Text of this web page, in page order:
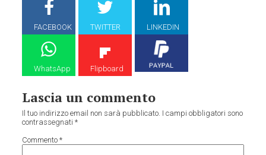
FACEBOOK TWITTER LINKEDIN
WhatsApp Flipboard
Lascia un commento
Il tuo indirizzo email non sarà pubblicato. I campi obbligatori sono
contrassegnati*
Commento*